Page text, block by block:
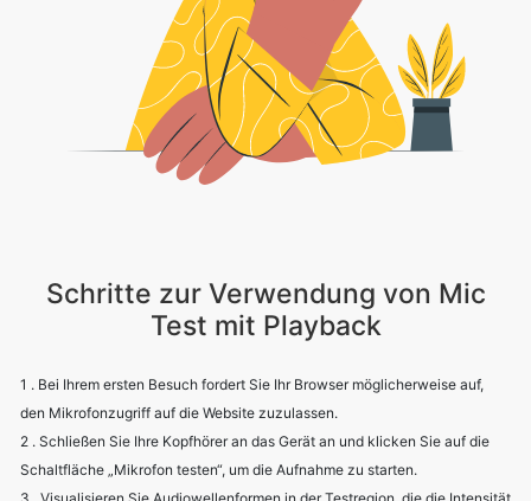
Schritte zur Verwendung von Mic
Test mit Playback
1 . Bei Ihrem ersten Besuch fordert Sie Ihr Browser möglicherweise auf,
den Mikrofonzugriff auf die Website zuzulassen.
2 . Schließen Sie Ihre Kopfhörer an das Gerät an und klicken Sie auf die
Schaltfläche „Mikrofon testen“, um die Aufnahme zu starten.